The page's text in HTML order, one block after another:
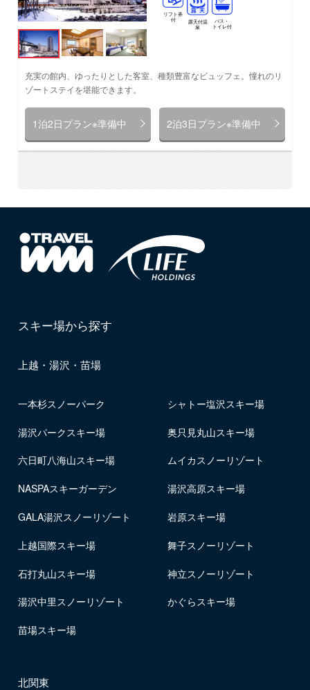
リフト券
付
露天付温
泉
バス・
トイレ付
充実の館内、ゆったりとした客室、種類豊富なビュッフェ。憧れのリ
ゾートステイを堪能できます。
1泊2日プラン※準備中 2泊3日プラン※準備中
スキー場から探す
上越・湯沢・苗場
一本杉スノーパーク シャトー塩沢スキー場
湯沢パークスキー場 奥只見丸山スキー場
六日町八海山スキー場 ムイカスノーリゾート
NASPAスキーガーデン 湯沢高原スキー場
GALA湯沢スノーリゾート 岩原スキー場
上越国際スキー場 舞子スノーリゾート
石打丸山スキー場 神立スノーリゾート
湯沢中里スノーリゾート かぐらスキー場
苗場スキー場
北関東